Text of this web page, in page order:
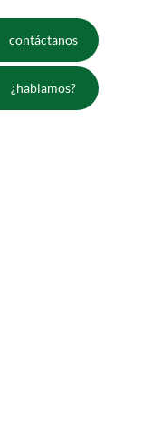
contáctanos
¿hablamos?